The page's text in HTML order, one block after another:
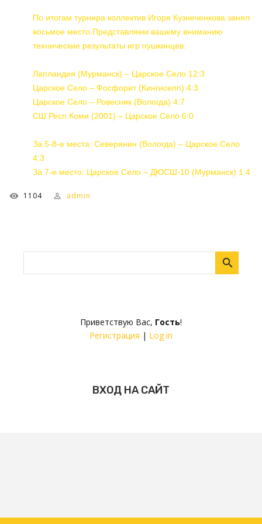
Приветствую Вас, Гость!
Регистрация | Log in
ВХОД НА САЙТ
По итогам турнира коллектив Игоря Кузнеченкова занял
восьмое место.Представляем вашему вниманию
технические результаты игр пушкинцев:
Лапландия (Мурманск) – Царское Село 12:3
Царское Село – Фосфорит (Кингисепп) 4:3
Царское Село – Ровесник (Вологда) 4:7
СШ Респ.Коми (2001) – Царское Село 6:0
За 5-8-е места: Северянин (Вологда) – Царское Село
4:3
За 7-е место: Царское Село – ДЮСШ-10 (Мурманск) 1:4
1104 admin